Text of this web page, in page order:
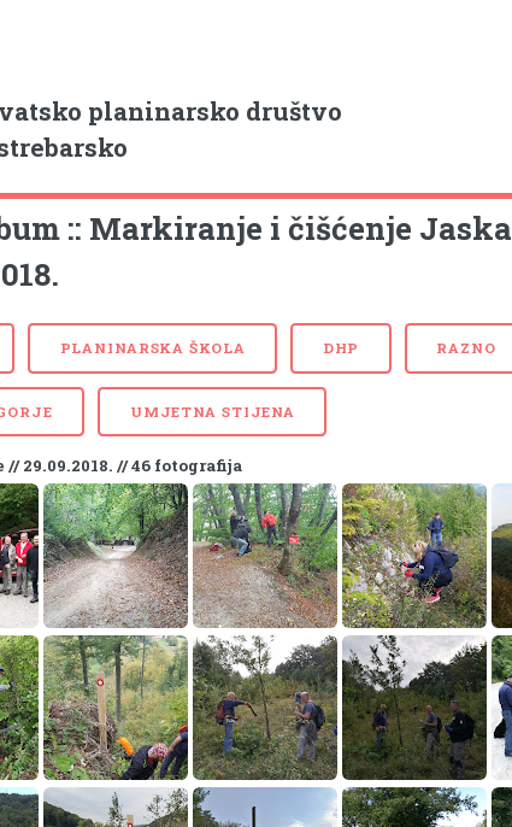
planinarsko društvo
:: Markiranje i čišćenje
PLANINARSKA ŠKOLA DHP RAZNO
UMJETNA STIJENA
29.09.2018. // 46 fotografija